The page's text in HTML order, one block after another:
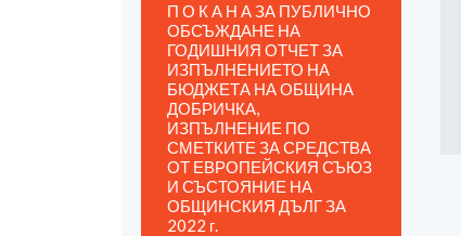
П О К А Н А ЗА ПУБЛИЧНО
ОБСЪЖДАНЕ НА
ГОДИШНИЯ ОТЧЕТ ЗА
ИЗПЪЛНЕНИЕТО НА
БЮДЖЕТА НА ОБЩИНА
ДОБРИЧКА,
ИЗПЪЛНЕНИЕ ПО
СМЕТКИТЕ ЗА СРЕДСТВА
ОТ ЕВРОПЕЙСКИЯ СЪЮЗ
И СЪСТОЯНИЕ НА
ОБЩИНСКИЯ ДЪЛГ ЗА
2022 г.